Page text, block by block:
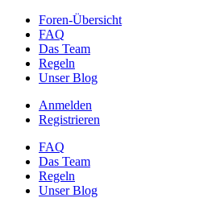
Foren-Übersicht
FAQ
Das Team
Regeln
Unser Blog
Anmelden
Registrieren
FAQ
Das Team
Regeln
Unser Blog